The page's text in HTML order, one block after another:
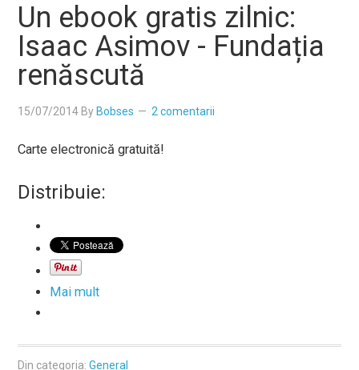
Un ebook gratis zilnic:
Isaac Asimov - Fundația
renăscută
15/07/2014 By Bobses 2 comentarii
Carte electronică gratuită!
Distribuie:
Mai mult
Din categoria:General